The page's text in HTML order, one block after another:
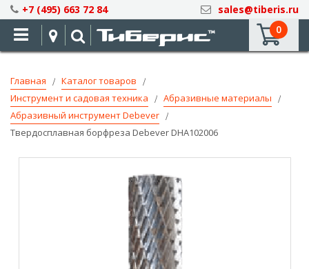
Skip
to
Content
+7 (495) 663 72 84
sales@tiberis.ru
0
Главная
Каталог товаров
Инструмент и садовая техника
Абразивные материалы
Абразивный инструмент Debever
Твердосплавная борфреза Debever DHA102006